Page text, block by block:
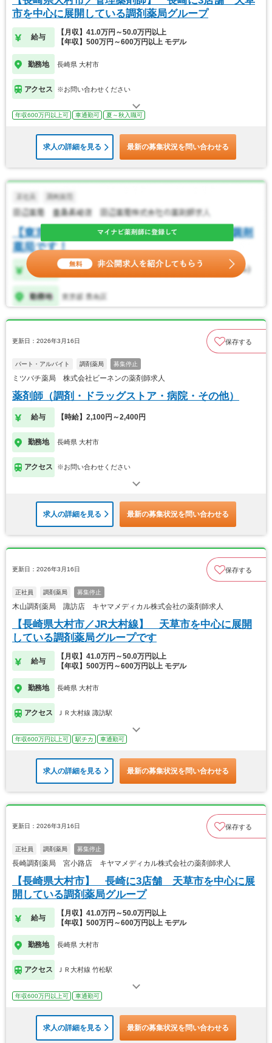
市を中心に展開している調剤薬局グループ
給与
【月収】41.0万円～50.0万円以上
【年収】500万円～600万円以上 モデル
勤務地 長崎県 大村市
アクセス ※お問い合わせください
年収600万円以上可 車通勤可 夏～秋入職可
求人の詳細を見る 最新の募集状況を問い合わせる
更新日：2026年3月16日 保存する
パート・アルバイト 調剤薬局 募集停止
ミツバチ薬局 株式会社ビーネンの薬剤師求人
薬剤師（調剤・ドラッグストア・病院・その他）
給与 【時給】2,100円～2,400円
勤務地 長崎県 大村市
アクセス ※お問い合わせください
求人の詳細を見る 最新の募集状況を問い合わせる
更新日：2026年3月16日 保存する
正社員 調剤薬局 募集停止
木山調剤薬局 諏訪店 キヤマメディカル株式会社の薬剤師求人
【長崎県大村市／JR大村線】 天草市を中心に展開
している調剤薬局グループです
給与
【月収】41.0万円～50.0万円以上
【年収】500万円～600万円以上 モデル
勤務地 長崎県 大村市
アクセス ＪＲ大村線 諏訪駅
年収600万円以上可 駅チカ 車通勤可
求人の詳細を見る 最新の募集状況を問い合わせる
更新日：2026年3月16日 保存する
正社員 調剤薬局 募集停止
長崎調剤薬局 宮小路店 キヤマメディカル株式会社の薬剤師求人
【長崎県大村市】 長崎に3店舗 天草市を中心に展
開している調剤薬局グループ
給与
【月収】41.0万円～50.0万円以上
【年収】500万円～600万円以上 モデル
勤務地 長崎県 大村市
アクセス ＪＲ大村線 竹松駅
年収600万円以上可 車通勤可
求人の詳細を見る 最新の募集状況を問い合わせる